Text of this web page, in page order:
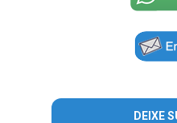
DEIXE